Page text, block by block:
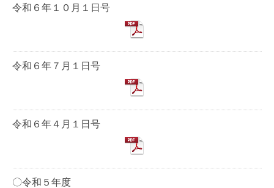
令和６年１０月１日号
令和６年７月１日号
令和６年４月１日号
〇令和５年度